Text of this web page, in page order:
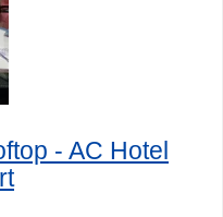
- AC Hotel